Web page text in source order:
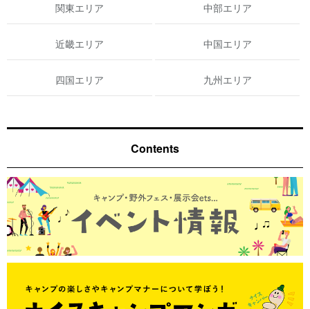
関東エリア 中部エリア
近畿エリア 中国エリア
四国エリア 九州エリア
Contents